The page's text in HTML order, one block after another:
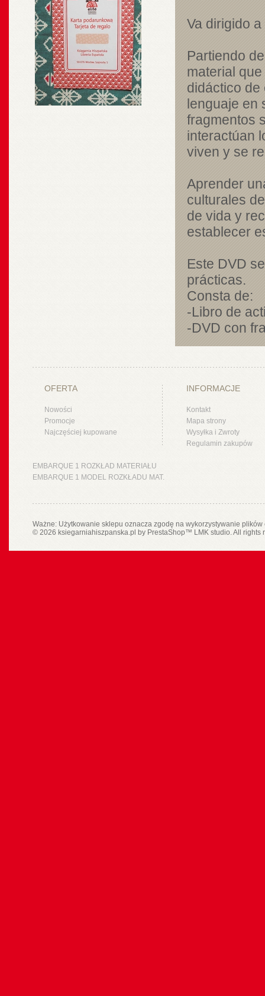
Va dirigido
Partiendo
material
didáctico de
lenguaje en
fragmentos
interactúan
viven y se
Aprender
culturales
de vida y
establecer
Este DVD
prácticas.
Consta de:
-Libro de
-DVD con
OFERTA
Nowości
Promocje
Najczęściej kupowane
INFORMACJE
Kontakt
Mapa strony
Wysyłka i Zwroty
Regulamin zakupów
EMBARQUE 1 ROZKŁAD MATERIAŁU
EMBARQUE 1 MODEL ROZKŁADU MAT.
Ważne: Użytkowanie sklepu oznacza zgodę na wykorzystywanie
© 2026 ksiegarniahiszpanska.pl by PrestaShop™ LMK studio. All rights